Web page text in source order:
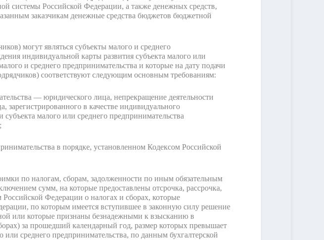
системы Российской Федерации, а также денежных средств,
заказчикам денежные средства бюджетов бюджетной
могут являться субъекты малого и среднего
индивидуальной карты развития субъекта малого или
и среднего предпринимательства и которые на дату подачи
соответствуют следующим основным требованиям:
— юридического лица, непрекращение деятельности
зарегистрированного в качестве индивидуального
малого или среднего предпринимательства
в порядке, установленном Кодексом Российской
по налогам, сборам, задолженности по иным обязательным
сумм, на которые предоставлены отсрочка, рассрочка,
Федерации о налогах и сборах, которые
по которым имеется вступившее в законную силу решение
или которые признаны безнадежными к взысканию в
за прошедший календарный год, размер которых превышает
или среднего предпринимательства, по данным бухгалтерской